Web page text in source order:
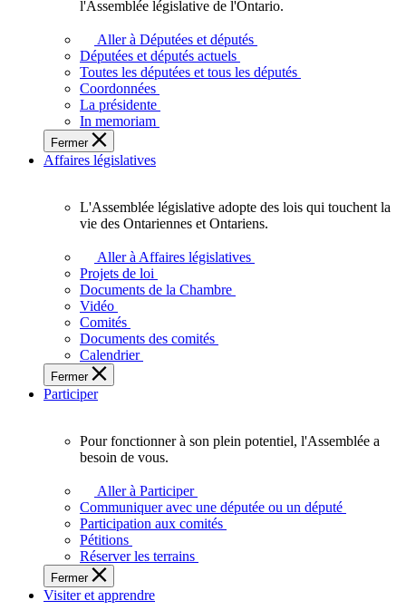
députés
vous
représentent
sein
de
l'Assemblée
législative
l'Ontario.
l'Assemblée législative de l'Ontario.
Aller à Députées et députés
Députées et députés actuels
Toutes les députées et tous les députés
Coordonnées
La présidente
In memoriam
Fermer
Affaires législatives
L'Assemblée
adopte
touchent
des
Ontariennes
et
L'Assemblée législative adopte des lois qui touchent la
vie des Ontariennes et Ontariens.
Aller à Affaires législatives
Projets de loi
Documents de la Chambre
Vidéo
Comités
Documents des comités
Calendrier
Fermer
Participer
plein
potentiel,
l'Assemblée
a
besoin
de
Pour fonctionner à son plein potentiel, l'Assemblée a
besoin de vous.
Aller à Participer
Communiquer avec une députée ou un député
Participation aux comités
Pétitions
Réserver les terrains
Fermer
Visiter et apprendre